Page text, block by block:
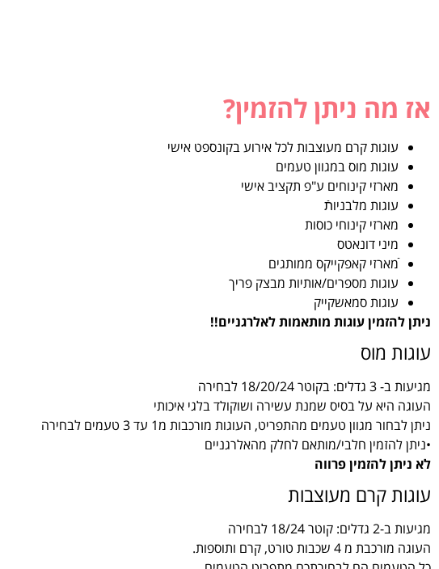
אז מה ניתן להזמין?
עוגות קרם מעוצבות לכל אירוע בקונספט אישי
עוגות מוס במגוון טעמים
מארזי קינוחים ע"פ תקציב אישי
עוגות מלבניותֿ
מארזי קינוחי כוסות
מיני דונאטס
ֿמארזי קאפקייקס ממותגים
עוגות מספרים/אותיות מבצק פריך
עוגות סמאשקייק
ניתן להזמין עוגות מותאמות לאלרגניים!!
עוגות מוס
מגיעות ב- 3 גדלים: בקוטר 18/20/24 לבחירה
העוגה היא על בסיס שמנת עשירה ושוקולד בלגי איכותי
ניתן לבחור מגוון טעמים מהתפריט, העוגות מורכבות מ1 עד 3 טעמים לבחירה
•ניתן להזמין חלבי/מותאם לחלק מהאלרגניים
לא ניתן להזמין פרווה
עוגות קרם מעוצבות
מגיעות ב-2 גדלים: קוטר 18/24 לבחירה
העוגה מורכבת מ 4 שכבות טורט, קרם ותוספות.